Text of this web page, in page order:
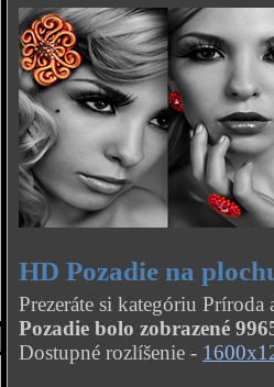
HD Pozadie na
Prezeráte si kategóriu
Pozadie bolo zobrazené
Dostupné rozlíšenie -